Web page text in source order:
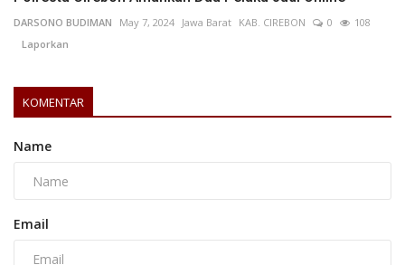
DARSONO BUDIMAN May 7, 2024 Jawa Barat KAB. CIREBON 0
108
Laporkan
KOMENTAR
Name
Email